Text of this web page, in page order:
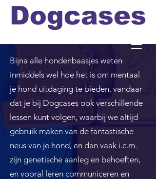
professioneel hondenfotograaf
en de leukste
webshop/hondenwinkel voor
de allerbeste training, motivatie
en hondenspeeltjes en
producten en diensten.
Contact opnemen
Bijna alle hondenbaasjes weten
inmiddels wel hoe het is om mentaal
je hond uitdaging te bieden, vandaar
dat je bij Dogcases ook verschillende
lessen kunt volgen, waarbij we altijd
gebruik maken van de fantastische
neus van je hond, en dan vaak i.c.m.
zijn genetische aanleg en behoeften,
en vooral leren communiceren en